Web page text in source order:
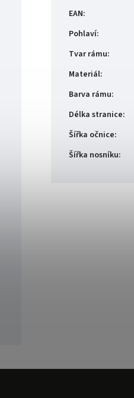
EAN:
Pohlaví:
Tvar rámu:
Materiál:
Barva rámu:
Délka stranice:
Šířka očnice:
Šířka nosníku: